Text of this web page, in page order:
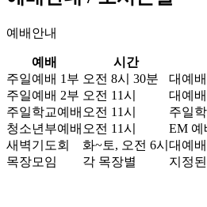
예배안내
예배 시간
주일예배 1부 오전 8시 30분
대예
주일예배 2부 오전 11시
대예
주일학교예배 오전 11시
주일
청소년부예배 오전 11시
EM 예
새벽기도회
화~토, 오전 6시 대예
목장모임
각 목장별 지정